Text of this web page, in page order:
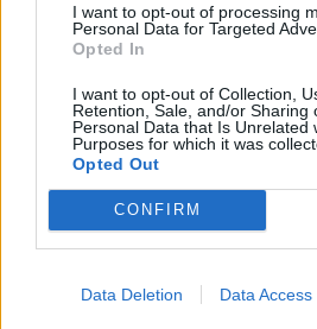
I want to opt-out of processing
Personal Data for Targeted
Opted In
I want to opt-out of Collection,
Retention, Sale, and/or Sharing
Personal Data that Is Unrelated
Purposes for which it was
Opted Out
CONFIRM
Data Deletion Data Access
3 Giugno alle ore 21:39
·Ti stimo
Ilditonellapiada:PAOLA63
arancini però prima li ho soffiati,
3 Giugno alle ore 21:41
Ti stimo·Rispondi
Specialista:PAOLA63 si mi
caldi 😊😊😊